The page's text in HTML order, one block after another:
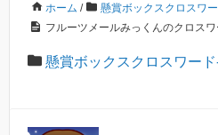
ホーム / 懸賞ボックスクロスワ
フルーツメールみっくんのクロス
懸賞ボックスクロスワード